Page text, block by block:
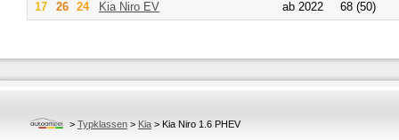
17 26 24 Kia Niro EV ab 2022 68 (50)
> Typklassen > Kia > Kia Niro 1.6 PHEV